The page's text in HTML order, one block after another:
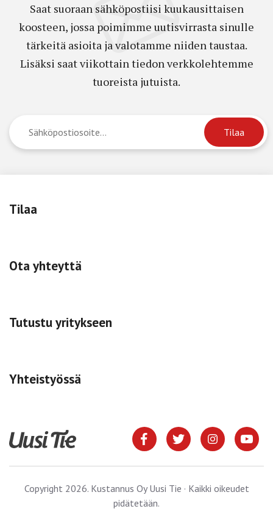
Saat suoraan sähköpostiisi kuukausittaisen
koosteen, jossa poimimme uutisvirrasta sinulle
tärkeitä asioita ja valotamme niiden taustaa.
Lisäksi saat viikottain tiedon verkkolehtemme
tuoreista jutuista.
Tilaa
Ota yhteyttä
Tutustu yritykseen
Yhteistyössä
Copyright 2026. Kustannus Oy Uusi Tie · Kaikki oikeudet
pidätetään.